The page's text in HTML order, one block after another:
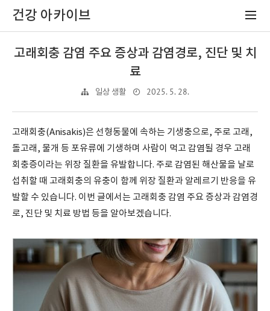
건강 아카이브
고래회충 감염 주요 증상과 감염경로, 진단 및 치
료
일상 생활 2025. 5. 28.
고래회충(Anisakis)은 선형동물에 속하는 기생충으로, 주로 고래,
돌고래, 물개 등 포유류에 기생하며 사람이 먹고 감염될 경우 고래
회충증이라는 위장 질환을 유발합니다. 주로 감염된 해산물을 날로
섭취할 때 고래회충의 유충이 함께 위장 질환과 알레르기 반응을 유
발할 수 있습니다. 이번 글에서는 고래회충 감염 주요 증상과 감염경
로, 진단 및 치료 방법 등을 알아보겠습니다.